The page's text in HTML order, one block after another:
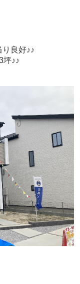
良好♪♪
坪♪♪